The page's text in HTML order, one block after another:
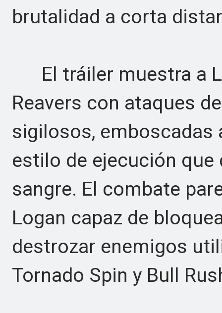
brutalidad a corta
El tráiler muestra a
Reavers con ataques
sigilosos, emboscadas
estilo de ejecución
sangre. El combate
Logan capaz de
destrozar enemigos
Tornado Spin y Bull